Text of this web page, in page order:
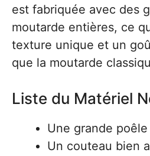
est fabriquée avec des
moutarde entières, ce
texture unique et un
que la moutarde
Liste du Matériel
Une grande poêle
Un couteau bien